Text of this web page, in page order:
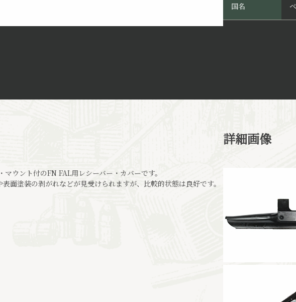
国名
ウント付のFN FAL用レシーバー・カバーです。
面塗装の剥がれなどが見受けられますが、比較的状態は良好です。
詳細画像